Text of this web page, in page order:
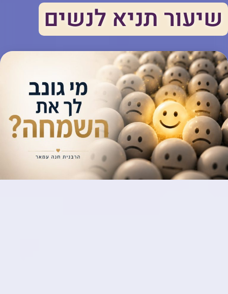
שיעור תניא לנשים